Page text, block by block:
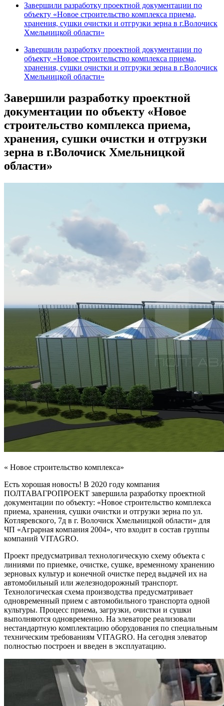
Завершили разработку проектной документации по
объекту «Новое строительство комплекса приема,
хранения, сушки очистки и отгрузки зерна в г.Волочиск
Хмельницкой области»
Завершили разработку проектной документации по
объекту «Новое строительство комплекса приема,
хранения, сушки очистки и отгрузки зерна в г.Волочиск
Хмельницкой области»
Завершили разработку проектной
документации по объекту «Новое
строительство комплекса приема,
хранения, сушки очистки и отгрузки
зерна в г.Волочиск Хмельницкой
области»
« Новое строительство комплекса»
Есть хорошая новость! В 2020 году компания
ПОЛТАВАГРОПРОЕКТ завершила разработку проектной
документации по объекту: «Новое строительство комплекса
приема, хранения, сушки очистки и отгрузки зерна по ул.
Котляревского, 7д в г. Волочиск Хмельницкой области» для
ЧП «Аграрная компания 2004», что входит в состав группы
компаний VITAGRO.
Проект предусматривал технологическую схему объекта с
линиями по приемке, очистке, сушке, временному хранению
зерновых культур и конечной очистке перед выдачей их на
автомобильный или железнодорожный транспорт.
Технологическая схема производства предусматривает
одновременный прием с автомобильного транспорта одной
культуры. Процесс приема, загрузки, очистки и сушки
выполняются одновременно. На элеваторе реализовали
нестандартную комплектацию оборудования по специальным
техническим требованиям VITAGRO. На сегодня элеватор
полностью построен и введен в эксплуатацию.